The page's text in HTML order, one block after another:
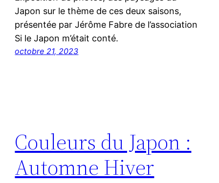
Japon sur le thème de ces deux saisons,
présentée par Jérôme Fabre de l’association
Si le Japon m’était conté.
octobre 21, 2023
Couleurs du Japon :
Automne Hiver